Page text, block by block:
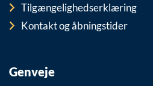
Tilgængelighedserklæring
Kontakt og åbningstider
Genveje